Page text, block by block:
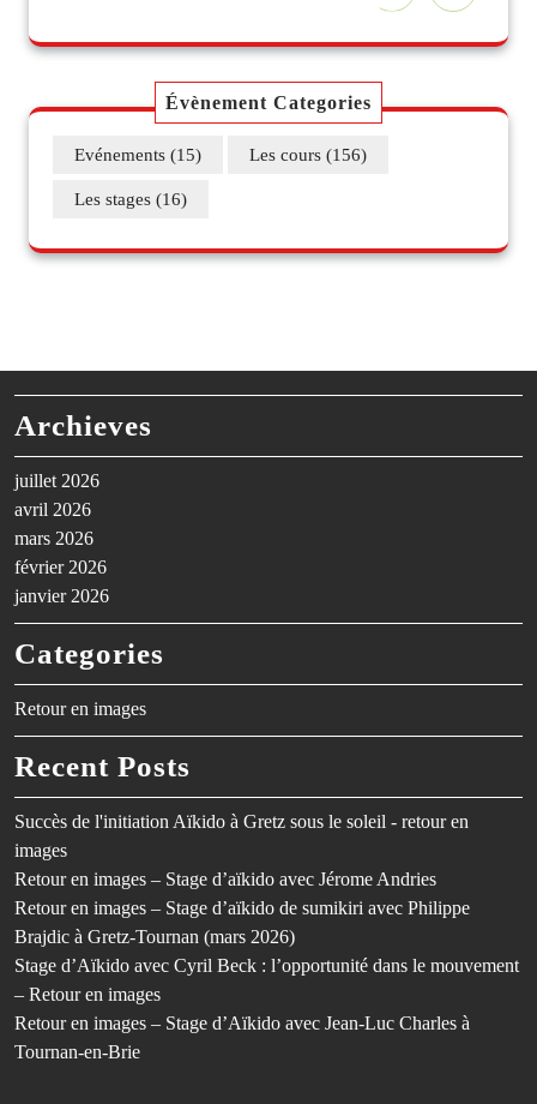
Évènement Categories
Evénements (15) Les cours (156)
Les stages (16)
Archieves
juillet 2026
avril 2026
mars 2026
février 2026
janvier 2026
Categories
Retour en images
Recent Posts
Succès de l'initiation Aïkido à Gretz sous le soleil - retour en
images
Retour en images – Stage d’aïkido avec Jérome Andries
Retour en images – Stage d’aïkido de sumikiri avec Philippe
Brajdic à Gretz-Tournan (mars 2026)
Stage d’Aïkido avec Cyril Beck : l’opportunité dans le mouvement
– Retour en images
Retour en images – Stage d’Aïkido avec Jean-Luc Charles à
Tournan-en-Brie